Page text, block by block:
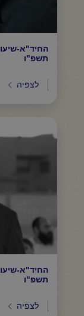
החיד"א-
תשפ"ו
לצפיה
החיד"א-
תשפ"ו
לצפיה